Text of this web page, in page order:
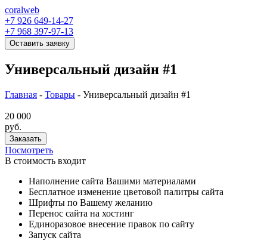
coralweb
+7 926 649-14-27
+7 968 397-97-13
Оставить заявку
Универсальный дизайн #1
Главная - Товары - Универсальный дизайн #1
20 000
руб.
Заказать
Посмотреть
В стоимость входит
Наполнение сайта Вашими материалами
Бесплатное изменение цветовой палитры сайта
Шрифты по Вашему желанию
Перенос сайта на хостинг
Единоразовое внесение правок по сайту
Запуск сайта